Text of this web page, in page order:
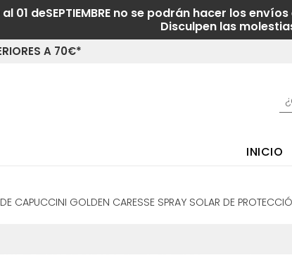
al 01 deSEPTIEMBRE no se podrán hacer los
Disculpen las
A 70€*
INICIO
CAPUCCINI GOLDEN CARESSE SPRAY SOLAR DE